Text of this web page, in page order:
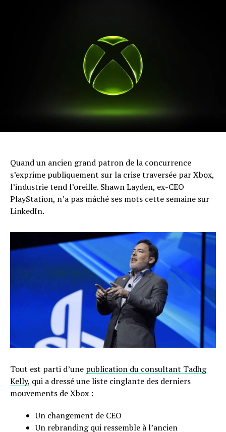
Quand un ancien grand patron de la concurrence
s’exprime publiquement sur la crise traversée par Xbox,
l’industrie tend l’oreille. Shawn Layden, ex-CEO
PlayStation, n’a pas mâché ses mots cette semaine sur
LinkedIn.
Tout est parti d’une publication du consultant Tadhg
Kelly, qui a dressé une liste cinglante des derniers
mouvements de Xbox :
Un changement de CEO
Un rebranding qui ressemble à l’ancien